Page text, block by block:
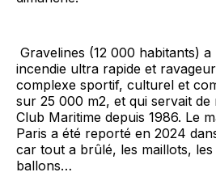
Gravelines (12 000 habitants)
incendie ultra rapide et
complexe sportif, culturel et
sur 25 000 m2, et qui servait de
Club Maritime depuis 1986. Le
Paris a été reporté en 2024
car tout a brûlé, les maillots,
ballons…